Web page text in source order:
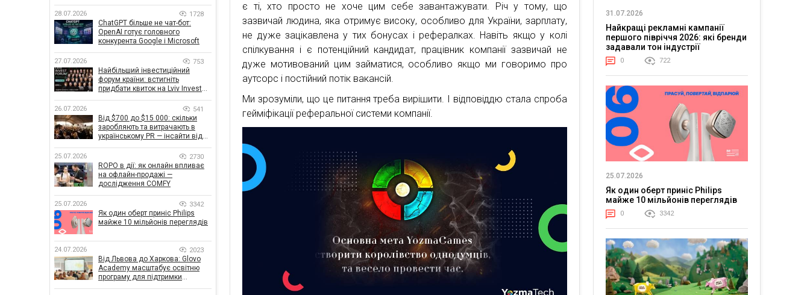
є ті, хто просто не хоче цим себе завантажувати. Річ у тому, що
зазвичай людина, яка отримує високу, особливо для України, зарплату,
не дуже зацікавлена у тих бонусах і рефералках. Навіть якщо у колі
спілкування і є потенційний кандидат, працівник компанії зазвичай не
дуже мотивований цим займатися, особливо якщо ми говоримо про
аутсорс і постійний потік вакансій.
Ми зрозуміли, що це питання треба вирішити. І відповіддю стала спроба
гейміфікації реферальної системи компанії.
28.07.2026 1728
ChatGPT більше не чат-бот:
OpenAI готує головного
конкурента Google і Microsoft
27.07.2026 753
Найбільший інвестиційний
форум країни: встигніть
придбати квиток на Lviv Invest
26.07.2026 541
Від $700 до $15 000: скільки
заробляють та витрачають в
українському PR — інсайти від
25.07.2026 2730
ROPO в дії: як онлайн впливає
на офлайн-продажі —
дослідження COMFY
25.07.2026 3342
Як один оберт приніс Philips
майже 10 мільйонів переглядів
24.07.2026 2023
Від Львова до Харкова: Glovo
Academy масштабує освітню
програму для підтримки
31.07.2026
Найкращі рекламні кампанії
першого півріччя 2026: які бренди
задавали тон індустрії
0 722
25.07.2026
Як один оберт приніс Philips
майже 10 мільйонів переглядів
0 3342